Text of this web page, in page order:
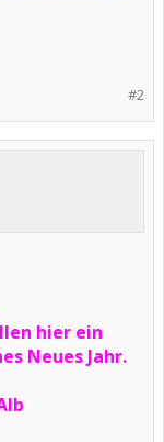
#2
hier ein
Neues Jahr.